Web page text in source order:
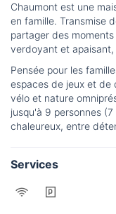
Chaumont est une
en famille. Transmise
partager des
verdoyant et
Pensée pour les
espaces de jeux et de
vélo et nature
jusqu'à 9 personnes
chaleureux, entre
Services